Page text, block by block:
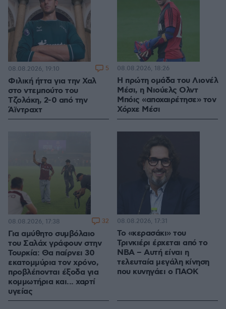
Φιλική ήττα για την Χαλ
στο ντεμπούτο του
Τζολάκη, 2-0 από την
Άϊντραχτ
08.08.2026, 19:10 5
Η πρώτη ομάδα του Λιονέλ
Μέσι, η Νιούελς Ολντ
Μπόις «αποχαιρέτησε» τον
Χόρχε Μέσι
08.08.2026, 18:26
Για αμύθητο συμβόλαιο
του Σαλάχ γράφουν στην
Τουρκία: Θα παίρνει 30
εκατομμύρια τον χρόνο,
προβλέπονται έξοδα για
κομμωτήρια και... χαρτί
υγείας
08.08.2026, 17:38 32
Το «κερασάκι» του
Τρινκιέρι έρχεται από το
NBA – Αυτή είναι η
τελευταία μεγάλη κίνηση
που κυνηγάει ο ΠΑΟΚ
08.08.2026, 17:31